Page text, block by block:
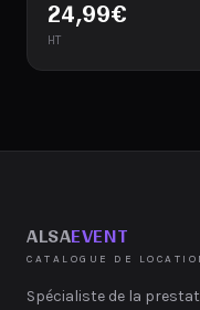
24,99€
HT
ALSAEVENT
CATALOGUE DE
Spécialiste de la